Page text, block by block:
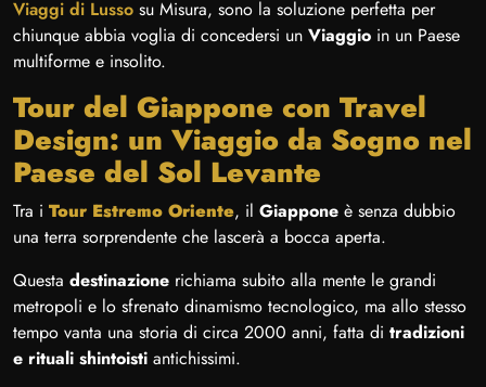
Viaggi di Lusso su Misura, sono la soluzione perfetta per
chiunque abbia voglia di concedersi un Viaggio in un Paese
multiforme e insolito.
Tour del Giappone con Travel
Design: un Viaggio da Sogno nel
Paese del Sol Levante
Tra i Tour Estremo Oriente, il Giappone è senza dubbio
una terra sorprendente che lascerà a bocca aperta.
Questa destinazione richiama subito alla mente le grandi
metropoli e lo sfrenato dinamismo tecnologico, ma allo stesso
tempo vanta una storia di circa 2000 anni, fatta di tradizioni
e rituali shintoisti antichissimi.